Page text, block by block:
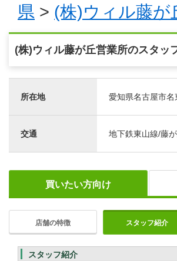
県 > (株)ウィル藤が
(株)ウィル藤が丘営業所のスタッ
所在地 愛知県名古屋市
交通 地下鉄東山線/藤
買いたい方向け
店舗の特徴 スタッフ紹介
スタッフ紹介